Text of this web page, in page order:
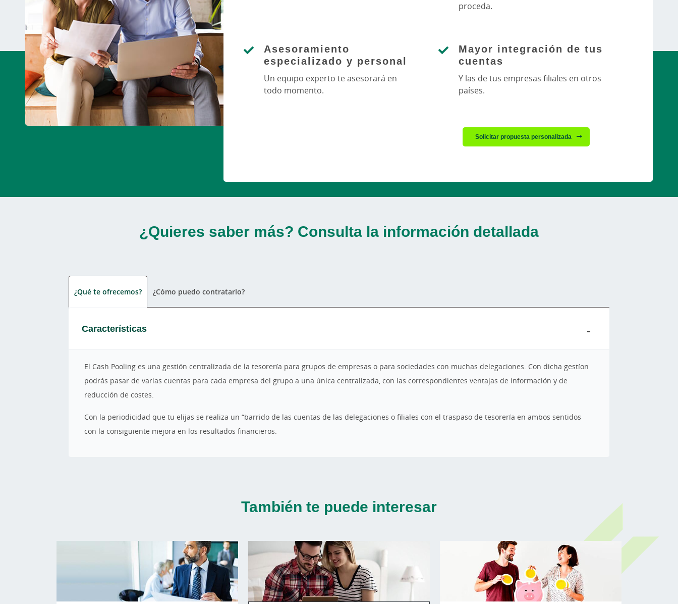
proceda.
Asesoramiento
especializado y personal
Un equipo experto te asesorará en
todo momento.
Mayor integración de tus
cuentas
Y las de tus empresas filiales en otros
países.
Solicitar propuesta personalizada
¿Quieres saber más? Consulta la información detallada
¿Qué te ofrecemos? ¿Cómo puedo contratarlo?
Características
El Cash Pooling es una gestión centralizada de la tesorería para grupos de empresas o para sociedades con muchas delegaciones. Con dicha gestíon
podrás pasar de varias cuentas para cada empresa del grupo a una única centralizada, con las correspondientes ventajas de información y de
reducción de costes.
Con la periodicidad que tu elijas se realiza un “barrido de las cuentas de las delegaciones o filiales con el traspaso de tesorería en ambos sentidos
con la consiguiente mejora en los resultados financieros.
También te puede interesar